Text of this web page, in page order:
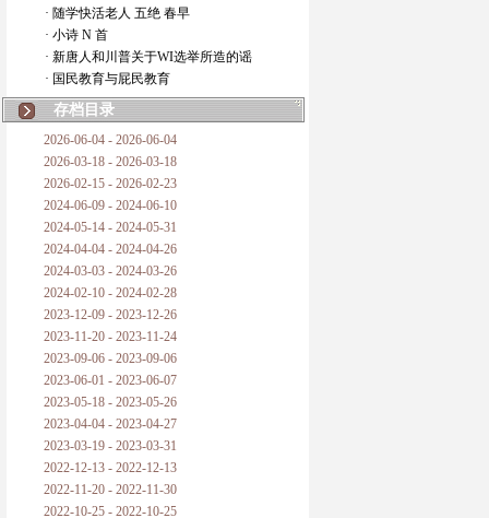
· 随学快活老人 五绝 春早
· 小诗 N 首
· 新唐人和川普关于WI选举所造的谣
· 国民教育与屁民教育
存档目录
2026-06-04 - 2026-06-04
2026-03-18 - 2026-03-18
2026-02-15 - 2026-02-23
2024-06-09 - 2024-06-10
2024-05-14 - 2024-05-31
2024-04-04 - 2024-04-26
2024-03-03 - 2024-03-26
2024-02-10 - 2024-02-28
2023-12-09 - 2023-12-26
2023-11-20 - 2023-11-24
2023-09-06 - 2023-09-06
2023-06-01 - 2023-06-07
2023-05-18 - 2023-05-26
2023-04-04 - 2023-04-27
2023-03-19 - 2023-03-31
2022-12-13 - 2022-12-13
2022-11-20 - 2022-11-30
2022-10-25 - 2022-10-25